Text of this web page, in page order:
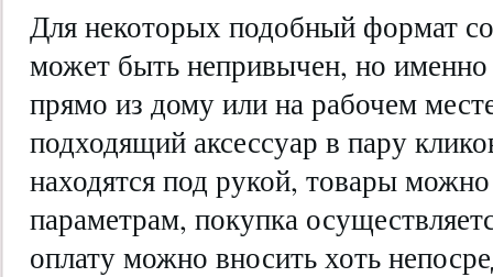
Для некоторых подобный формат
может быть непривычен, но
прямо из дому или на рабочем
подходящий аксессуар в пару
находятся под рукой, товары
параметрам, покупка
оплату можно вносить хоть